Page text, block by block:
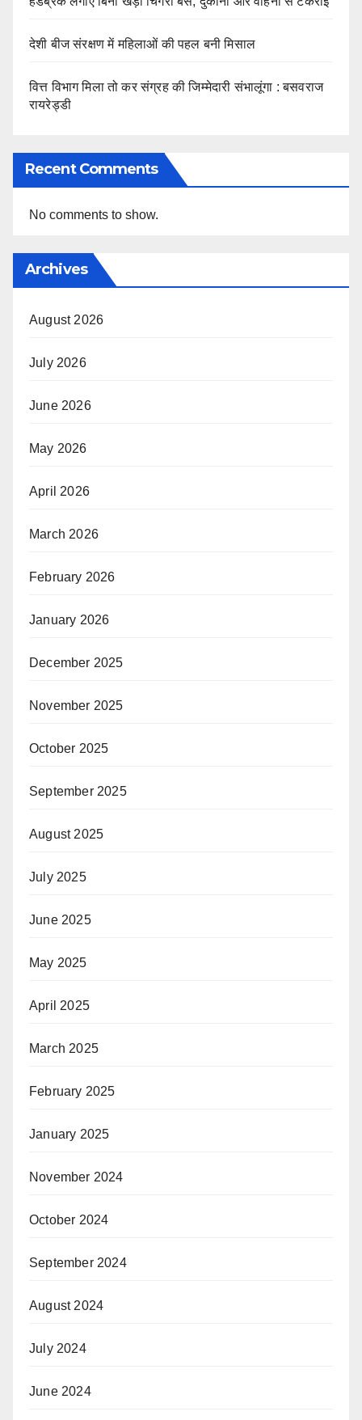
देशी बीज संरक्षण में महिलाओं की पहल बनी मिसाल
वित्त विभाग मिला तो कर संग्रह की जिम्मेदारी संभालूंगा : बसवराज
रायरेड्डी
Recent Comments
No comments to show.
Archives
August 2026
July 2026
June 2026
May 2026
April 2026
March 2026
February 2026
January 2026
December 2025
November 2025
October 2025
September 2025
August 2025
July 2025
June 2025
May 2025
April 2025
March 2025
February 2025
January 2025
November 2024
October 2024
September 2024
August 2024
July 2024
June 2024